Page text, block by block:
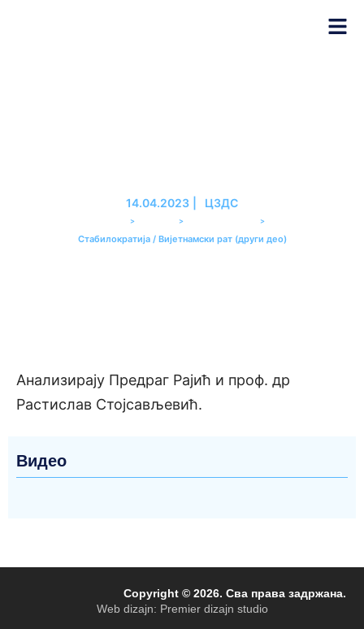
14.04.2023 ЦЗДС
> > >
Стабилократија / Вијетнамски рат (други део)
Анализирају Предраг Рајић и проф. др
Растислав Стојсављевић.
Видео
Copyright © 2026. Сва права задржана.
Web dizajn: Premier dizajn studio